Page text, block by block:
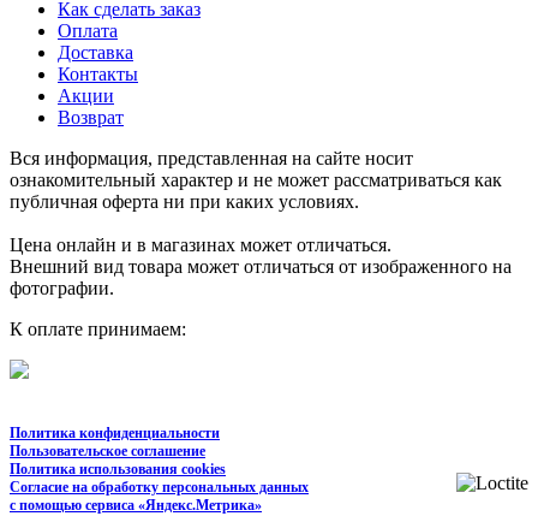
Как сделать заказ
Оплата
Доставка
Контакты
Акции
Возврат
Вся информация, представленная на сайте носит
ознакомительный характер и не может рассматриваться как
публичная оферта ни при каких условиях.
Цена онлайн и в магазинах может отличаться.
Внешний вид товара может отличаться от изображенного на
фотографии.
К оплате принимаем:
Политика конфиденциальности
Пользовательское соглашение
Политика использования cookies
Согласие на обработку персональных данных
с помощью сервиса «Яндекс.Метрика»